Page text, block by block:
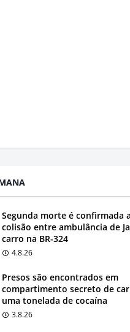
Segunda morte é confirmada
colisão entre ambulância de
carro na BR-324
4.8.26
Presos são encontrados em
compartimento secreto de
uma tonelada de cocaína
3.8.26